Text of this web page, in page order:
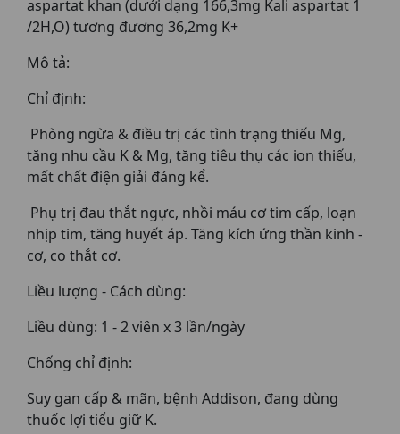
aspartat khan (dưới dạng 166,3mg Kali aspartat 1
/2H,O) tương đương 36,2mg K+
Mô tả:
Chỉ định:
Phòng ngừa & điều trị các tình trạng thiếu Mg,
tăng nhu cầu K & Mg, tăng tiêu thụ các ion thiếu,
mất chất điện giải đáng kể.
Phụ trị đau thắt ngực, nhồi máu cơ tim cấp, loạn
nhịp tim, tăng huyết áp. Tăng kích ứng thần kinh -
cơ, co thắt cơ.
Liều lượng - Cách dùng:
Liều dùng: 1 - 2 viên x 3 lần/ngày
Chống chỉ định:
Suy gan cấp & mãn, bệnh Addison, đang dùng
thuốc lợi tiểu giữ K.